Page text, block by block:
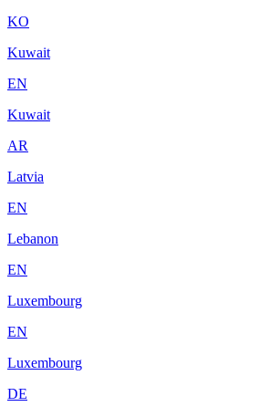
KO
Kuwait
EN
Kuwait
AR
Latvia
EN
Lebanon
EN
Luxembourg
EN
Luxembourg
DE